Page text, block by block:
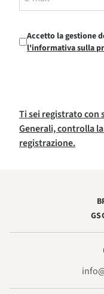
Accetto la gestione
l'informativa sulla
Ti sei registrato con
Generali, controlla
registrazione.